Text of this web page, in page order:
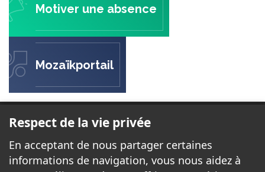
Motiver une absence
Mozaïkportail
ÉCOLE SAINTE-ÉLISABETH
51, chemin Sainte-Élisabeth
Cantley, QC J8V 3E8
Respect de la vie privée
En acceptant de nous partager certaines
informations de navigation, vous nous aidez à